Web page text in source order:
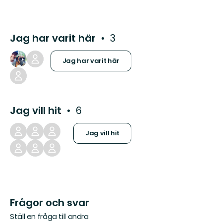
Jag har varit här 3
Jag har varit här
Jag vill hit 6
Jag vill hit
Frågor och svar
Ställ en fråga till andra